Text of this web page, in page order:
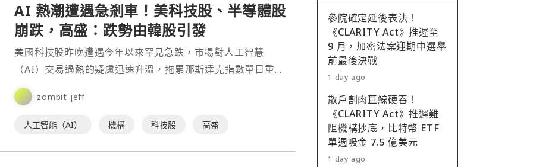
AI 熱潮遭遇急剎車！美科技股、半導體股
崩跌，高盛：跌勢由韓股引發
美國科技股昨晚遭遇今年以來罕見急跌，市場對人工智慧
（AI）交易過熱的疑慮迅速升溫，拖累那斯達克指數單日重挫
逾3%，費城半導體指數更暴跌近8%。不過，高盛交易台認
為，⋯
zombit jeff
人工智能（AI） 機構 科技股 高盛
參院確定延後表決！
《CLARITY Act》推遲至
9 月，加密法案迎期中選舉
前最後決戰
1 day ago
散戶割肉巨鯨硬吞！
《CLARITY Act》推遲難
阻機構抄底，比特幣 ETF
單週吸金 7.5 億美元
1 day ago